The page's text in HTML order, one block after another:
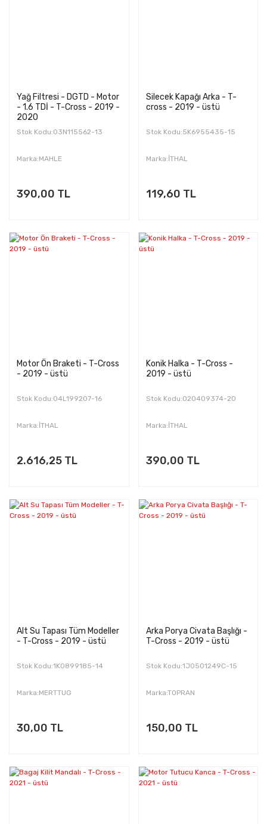
Yağ Filtresi - DGTD - Motor
- 1.6 TDİ - T-Cross - 2019 -
2020
Stok Kodu:03N115562-13
Marka:MAHLE
390,00 TL
Silecek Kapağı Arka - T-
cross - 2019 - üstü
Stok Kodu:5K6955435-15
Marka:İTHAL
119,60 TL
Motor Ön Braketi - T-Cross
- 2019 - üstü
Stok Kodu:04L199207-16
Marka:İTHAL
2.616,25 TL
Konik Halka - T-Cross -
2019 - üstü
Stok Kodu:020409374-20
Marka:İTHAL
390,00 TL
Alt Su Tapası Tüm Modeller
- T-Cross - 2019 - üstü
Stok Kodu:1K0899185-14
Marka:MERTTUG
30,00 TL
Arka Porya Civata Başlığı -
T-Cross - 2019 - üstü
Stok Kodu:1J0501249C-15
Marka:TOPRAN
150,00 TL